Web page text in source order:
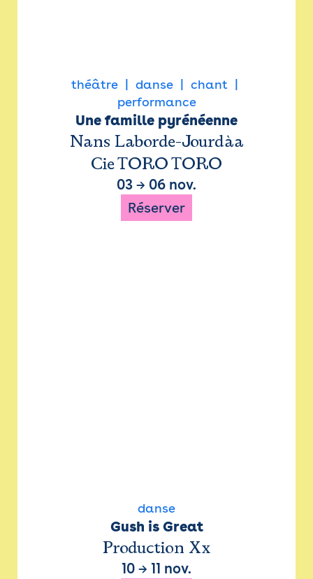
théâtre danse
chant
performance
Une famille pyrénéenne
Nans Laborde-Jourdàa
Cie TORO TORO
03 → 06 nov.
Réserver
danse
Gush is Great
Production Xx
10 → 11 nov.